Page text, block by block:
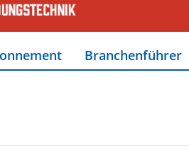
Branchenführer